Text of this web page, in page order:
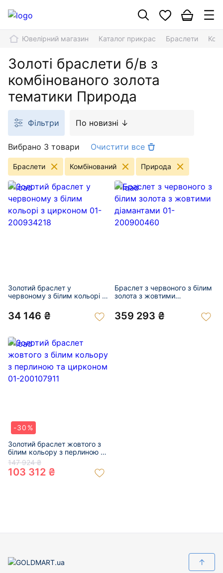
Ювелірний магазин Каталог прикрас Браслети
Золоті браслети б/в з
комбінованого золота
тематики Природа
Вибрано 3 товари Очистити все
Браслети Комбінований Природа
Фільтри По новизні ↓
Золотий браслет у
червоному з білим кольорі з
34 146 ₴
Браслет з червоного з білим
золота з жовтими
359 293 ₴
-30%
Золотий браслет жовтого з
білим кольору з перлиною та
цирконом 01-200107911
147 924 ₴
103 312 ₴
↑